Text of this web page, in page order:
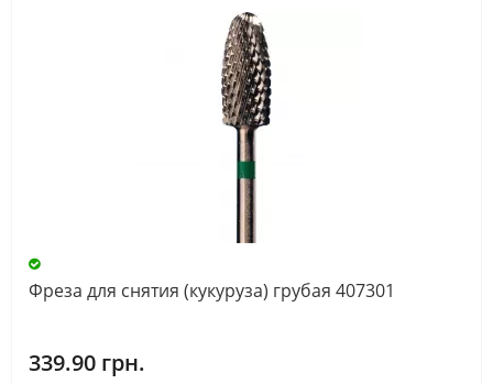
Фреза для снятия (кукуруза) грубая 407301
339.90 грн.